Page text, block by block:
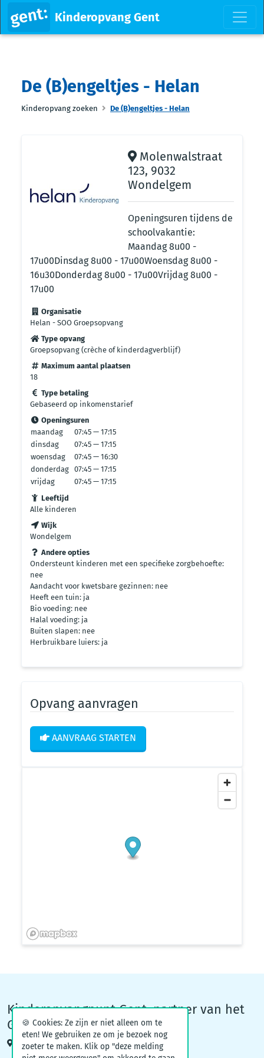
Kinderopvang Gent
De (B)engeltjes - Helan
Kinderopvang zoeken De (B)engeltjes - Helan
Molenwalstraat
123, 9032
Wondelgem
Openingsuren tijdens de
schoolvakantie:
Maandag 8u00 -
17u00Dinsdag 8u00 - 17u00Woensdag 8u00 -
16u30Donderdag 8u00 - 17u00Vrijdag 8u00 -
17u00
Organisatie
Helan - SOO Groepsopvang
Type opvang
Groepsopvang (crèche of kinderdagverblijf)
Maximum aantal plaatsen
18
Type betaling
Gebaseerd op inkomenstarief
Openingsuren
maandag
07:45 — 17:15
dinsdag
07:45 — 17:15
woensdag
07:45 — 16:30
donderdag 07:45 — 17:15
vrijdag
07:45 — 17:15
Leeftijd
Alle kinderen
Wijk
Wondelgem
Andere opties
Ondersteunt kinderen met een specifieke zorgbehoefte:
nee
Aandacht voor kwetsbare gezinnen: nee
Heeft een tuin: ja
Bio voeding: nee
Halal voeding: ja
Buiten slapen: nee
Herbruikbare luiers: ja
Opvang aanvragen
AANVRAAG STARTEN
Kinderopvangpunt Gent, partner van het
Groeiteam
Woodrow Wilsonplein 1, 9000 Gent
🍪 Cookies: Ze zijn er niet alleen om te
eten! We gebruiken ze om je bezoek nog
zoeter te maken. Klik op "deze melding